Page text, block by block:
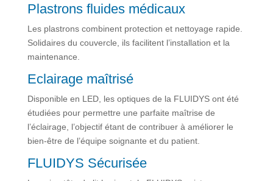
Plastrons fluides médicaux
Les plastrons combinent protection et nettoyage rapide.
Solidaires du couvercle, ils facilitent l’installation et la
maintenance.
Eclairage maîtrisé
Disponible en LED, les optiques de la FLUIDYS ont été
étudiées pour permettre une parfaite maîtrise de
l’éclairage, l’objectif étant de contribuer à améliorer le
bien-être de l’équipe soignante et du patient.
FLUIDYS Sécurisée